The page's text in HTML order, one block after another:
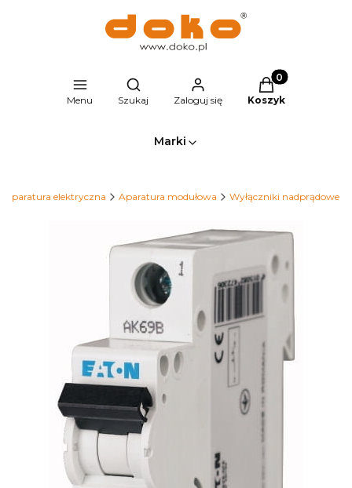
Menu
Otwórz wyszukiwarkę
Szukaj Zaloguj się
Produkty w
Koszyk
Marki
Aparatura elektryczna Aparatura modułowa Wyłączniki nadprądowe